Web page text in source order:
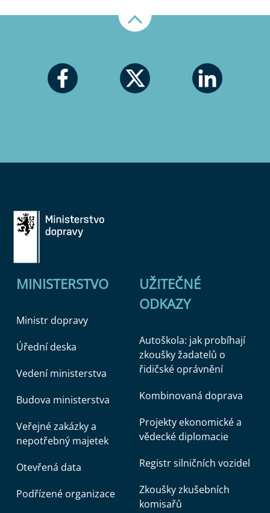
MINISTERSTVO
Ministr dopravy
Úřední deska
Vedení ministerstva
Budova ministerstva
Veřejné zakázky a
nepotřebný majetek
Otevřená data
Podřízené organizace
UŽITEČNÉ
ODKAZY
Autoškola: jak probíhají
zkoušky žadatelů o
řidičské oprávnění
Kombinovaná doprava
Projekty ekonomické a
vědecké diplomacie
Registr silničních vozidel
Zkoušky zkušebních
komisařů